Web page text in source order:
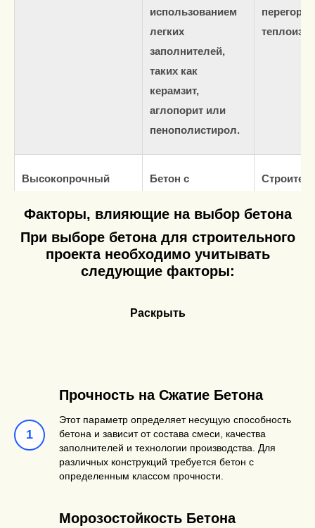
использованием
легких
заполнителей,
таких как
керамзит,
аглопорит или
пенополистирол.
Высокопрочный
Бетон с
прочностью на
сжатие,
достигаемой за
счет улучшенного
технологии
зданий,
дорог с
высокими
собственным
весом и
заполнять
опалубку без
вибрации.
плотным
Факторы, влияющие на выбор бетона
При выборе бетона для строительного
проекта необходимо учитывать
следующие факторы:
Раскрыть
Прочность на Сжатие Бетона
Этот параметр определяет несущую способность
бетона и зависит от состава смеси, качества
заполнителей и технологии производства. Для
различных конструкций требуется бетон с
определенным классом прочности.
Морозостойкость Бетона